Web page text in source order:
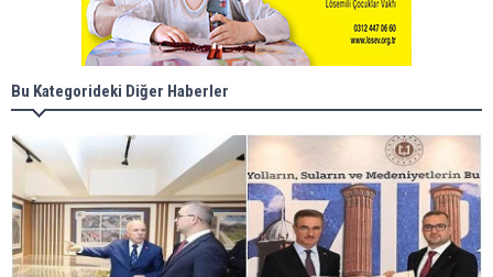
Bu Kategorideki Diğer Haberler